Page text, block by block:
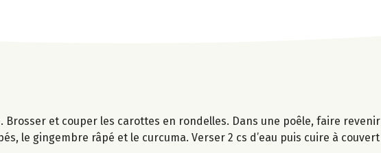
Brosser et couper les carottes en rondelles. Dans une poêle, faire revenir
le gingembre râpé et le curcuma. Verser 2 cs d’eau puis cuire à couvert